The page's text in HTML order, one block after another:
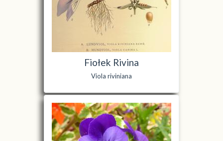
Fiołek Rivina
Viola riviniana